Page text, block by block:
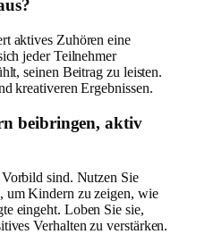
aktives Zuhören eine
jeder Teilnehmer
seinen Beitrag zu leisten.
kreativeren Ergebnissen.
beibringen, aktiv
sind. Nutzen Sie
um Kindern zu zeigen, wie
eingeht. Loben Sie sie,
Verhalten zu verstärken.